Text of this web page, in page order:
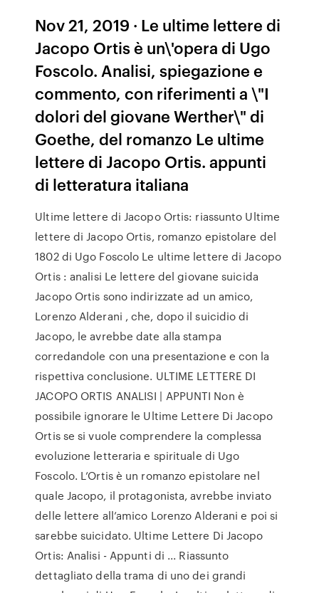
Nov 21, 2019 · Le ultime lettere di
Jacopo Ortis è un\'opera di Ugo
Foscolo. Analisi, spiegazione e
commento, con riferimenti a \"I
dolori del giovane Werther\" di
Goethe, del romanzo Le ultime
lettere di Jacopo Ortis. appunti
di letteratura italiana
Ultime lettere di Jacopo Ortis: riassunto Ultime
lettere di Jacopo Ortis, romanzo epistolare del
1802 di Ugo Foscolo Le ultime lettere di Jacopo
Ortis : analisi Le lettere del giovane suicida
Jacopo Ortis sono indirizzate ad un amico,
Lorenzo Alderani , che, dopo il suicidio di
Jacopo, le avrebbe date alla stampa
corredandole con una presentazione e con la
rispettiva conclusione. ULTIME LETTERE DI
JACOPO ORTIS ANALISI | APPUNTI Non è
possibile ignorare le Ultime Lettere Di Jacopo
Ortis se si vuole comprendere la complessa
evoluzione letteraria e spirituale di Ugo
Foscolo. L’Ortis è un romanzo epistolare nel
quale Jacopo, il protagonista, avrebbe inviato
delle lettere all’amico Lorenzo Alderani e poi si
sarebbe suicidato. Ultime Lettere Di Jacopo
Ortis: Analisi - Appunti di ... Riassunto
dettagliato della trama di uno dei grandi